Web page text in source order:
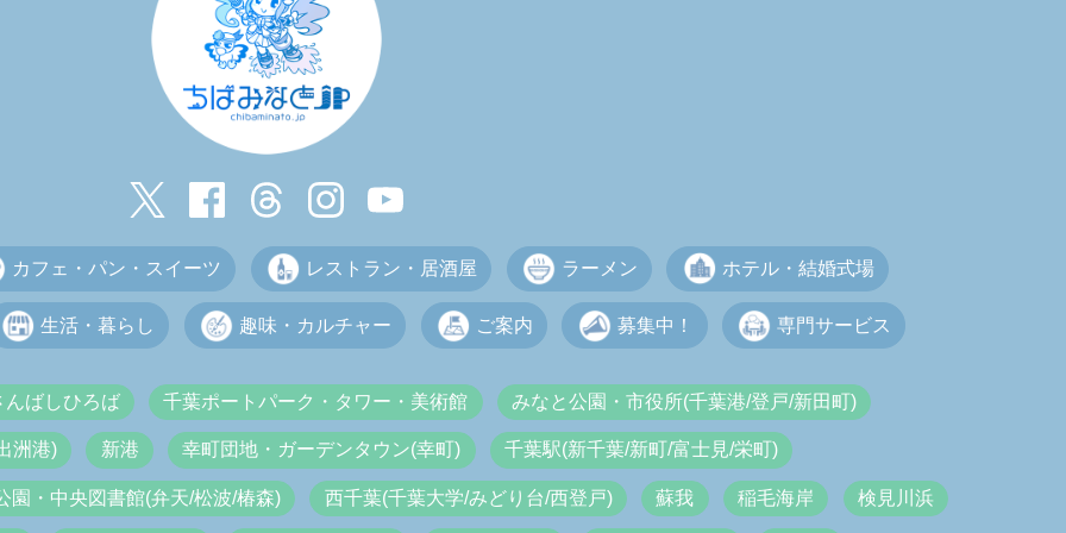
カフェ・パン・スイーツ レストラン・居酒屋 ラーメン ホテル・結婚式場
生活・暮らし 趣味・カルチャー ご案内 募集中！ 専門サービス
ばしひろば 千葉ポートパーク・タワー・美術館 みなと公園・市役所(千葉港/登戸/新田町)
洲港) 新港 幸町団地・ガーデンタウン(幸町) 千葉駅(新千葉/新町/富士見/栄町)
園・中央図書館(弁天/松波/椿森) 西千葉(千葉大学/みどり台/西登戸) 蘇我 稲毛海岸 検見川浜